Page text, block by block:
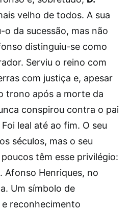
velho de todos. A sua
da sucessão, mas não
distinguiu-se como
Serviu o reino com
com justiça e, apesar
trono após a morte da
conspirou contra o pai
leal até ao fim. O seu
séculos, mas o seu
têm esse privilégio:
Afonso Henriques, no
Um símbolo de
reconhecimento